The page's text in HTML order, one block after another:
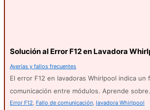
Solución al Error F12 en Lavadora
Averías y fallos frecuentes
El error F12 en lavadoras Whirlpool indica un
comunicación entre módulos. Aprende
Error F12, Fallo de comunicación, lavadora Whirlpool